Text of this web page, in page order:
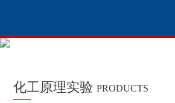
化工原理实验PRODUCTS